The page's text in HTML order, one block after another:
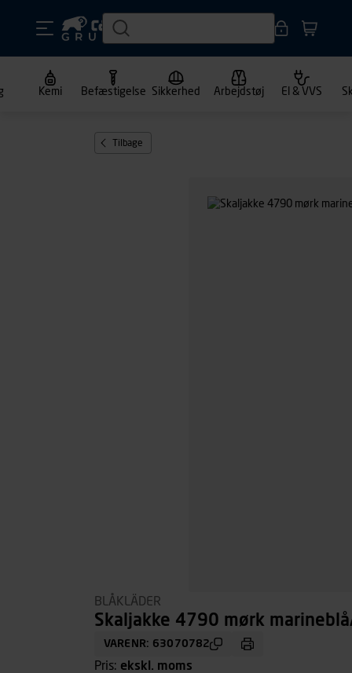
Kemi Befæstigelse Sikkerhed Arbejdstøj El & VVS
Tilbage
BLÅKLÄDER
Skaljakke 4790 mørk
VARENR: 63070782
Pris: ekskl. moms